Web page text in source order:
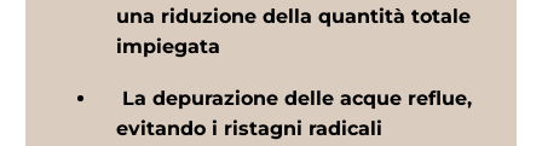
una riduzione della quantità totale
impiegata
La depurazione delle acque reflue,
evitando i ristagni radicali